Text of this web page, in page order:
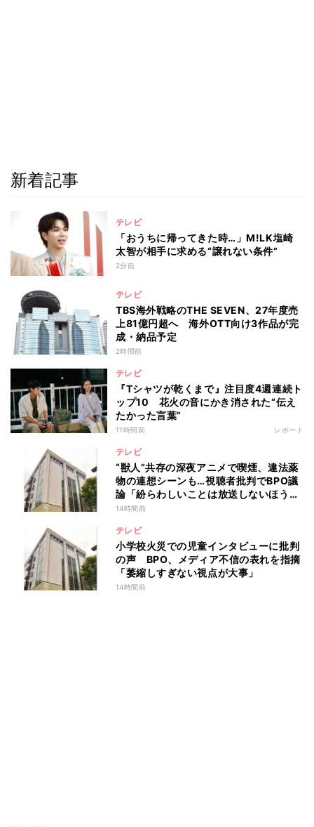
新着記事
テレビ
「おうちに帰ってきた時…」M!LK塩崎
太智が相手に求める“譲れない条件”
2分前
テレビ
TBS海外戦略のTHE SEVEN、27年度売
上81億円超へ 海外OTT向け3作品が完
成・納品予定
2時間前
テレビ
『Tシャツが乾くまで』注目度4週連続ト
ップ10 花火の音にかき消された“伝え
たかった言葉”
11時間前 レポート
テレビ
“獣人”共存の深夜アニメで喫煙、違法薬
物の連想シーンも…視聴者批判でBPO議
論「紛らわしいことは放送しないほう
が」
14時間前
テレビ
小学校火災での児童インタビューに批判
の声 BPO、メディア不信の表れを指摘
「萎縮しすぎない視点が大事」
14時間前